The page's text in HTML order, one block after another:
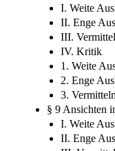
I. Weite
II. Enge
III.
IV. Kritik
1. Weite
2. Enge
3.
§ 9 Ansichten
I. Weite
II. Enge